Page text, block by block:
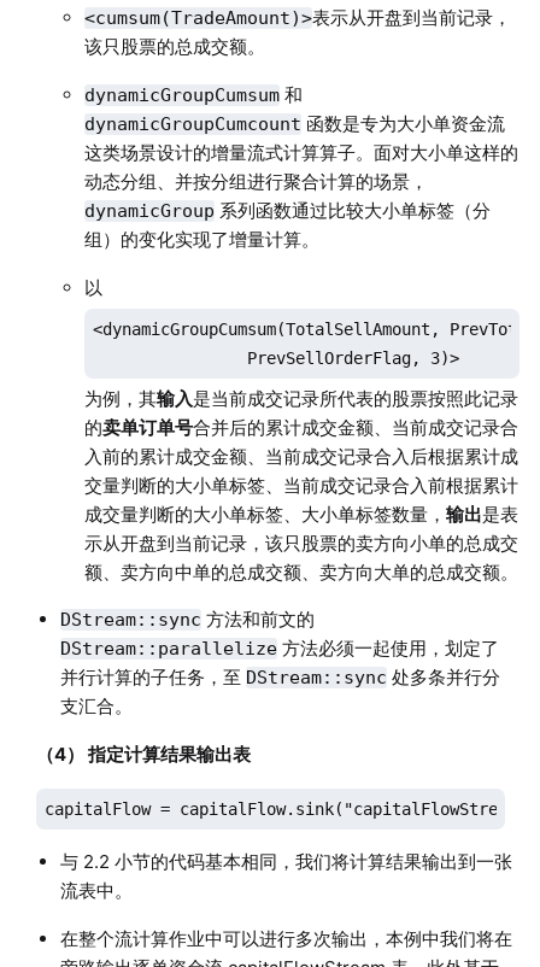
<cumsum(TradeAmount)>表示从开盘到当前记录，
该只股票的总成交额。
dynamicGroupCumsum和
dynamicGroupCumcount 函数是专为大小单资金流
这类场景设计的增量流式计算算子。面对大小单这样的
动态分组、并按分组进行聚合计算的场景，
dynamicGroup 系列函数通过比较大小单标签（分
组）的变化实现了增量计算。
以
<dynamicGroupCumsum(TotalSellAmount,
                PrevSellOrderFlag, 3)>
为例，其输入是当前成交记录所代表的股票按照此记录
的卖单订单号合并后的累计成交金额、当前成交记录合
入前的累计成交金额、当前成交记录合入后根据累计成
交量判断的大小单标签、当前成交记录合入前根据累计
成交量判断的大小单标签、大小单标签数量， 输出是表
示从开盘到当前记录，该只股票的卖方向小单的总成交
额、卖方向中单的总成交额、卖方向大单的总成交额。
DStream::sync 方法和前文的
DStream::parallelize方法必须一起使用，划定了
并行计算的子任务，至 DStream::sync 处多条并行分
支汇合。
（4） 指定计算结果输出表
capitalFlow = capitalFlow.sink("capitalFlowStream")
与 2.2 小节的代码基本相同，我们将计算结果输出到一张
流表中。
在整个流计算作业中可以进行多次输出，本例中我们将在